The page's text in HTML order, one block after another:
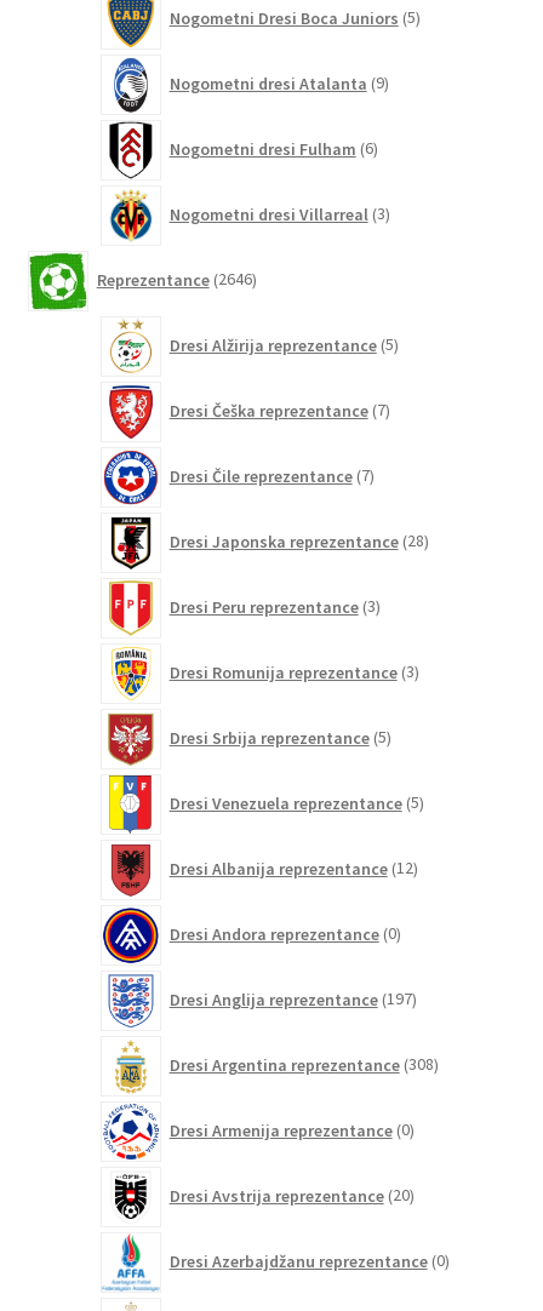
Nogometni Dresi Boca Juniors 5izdelkov
Nogometni dresi Atalanta 9izdelkov
Nogometni dresi Fulham 6izdelkov
Nogometni dresi Villarreal 3izdelki
Reprezentance 2646izdelkov
Dresi Alžirija reprezentance 5izdelkov
Dresi Češka reprezentance 7izdelkov
Dresi Čile reprezentance 7izdelkov
Dresi Japonska reprezentance 28izdelkov
Dresi Peru reprezentance 3izdelki
Dresi Romunija reprezentance 3izdelki
Dresi Srbija reprezentance 5izdelkov
Dresi Venezuela reprezentance 5izdelkov
Dresi Albanija reprezentance 12izdelkov
Dresi Andora reprezentance 0izdelkov
Dresi Anglija reprezentance 197izdelkov
Dresi Argentina reprezentance 308izdelkov
Dresi Armenija reprezentance 0izdelkov
Dresi Avstrija reprezentance 20izdelkov
Dresi Azerbajdžanu reprezentance 0izdelkov